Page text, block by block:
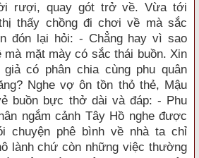
rượi, quay gót trở về. Vừa tới
thấy chồng đi chơi về mà sắc
đón lại hỏi: - Chẳng hay vì sao
mà mặt mày có sắc thái buồn. Xin
có phân chia cùng phu quân
Nghe vợ ôn tồn thỏ thẻ, Mậu
buồn bực thở dài và đáp: - Phu
ngắm cảnh Tây Hồ nghe được
chuyện phê bình về nhà ta chỉ
lành chứ còn những việc thường